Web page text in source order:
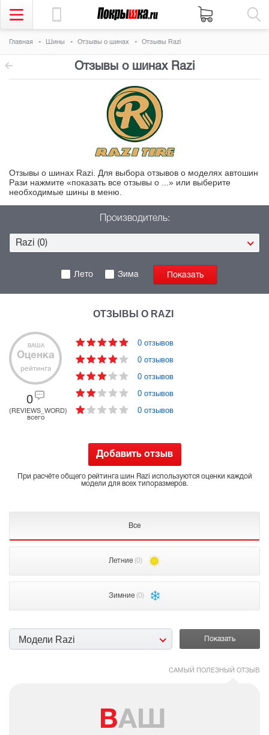
Главная Шины Отзывы о шинах Отзывы Razi
Отзывы о шинах Razi
Отзывы о шинах Razi. Для выбора отзывов о моделях автошин
Рази нажмите «показать все отзывы о ...» или выберите
необходимые шины в меню.
Производитель:
Razi (0)
Лето Зима
ОТЗЫВЫ О RAZI
ВАША
Оценка
рейтинга
0
{REVIEWS_WORD}
всего
0 отзывов
0 отзывов
0 отзывов
0 отзывов
0 отзывов
Добавить отзыв
При расчёте общего рейтинга шин Razi используются оценки каждой
модели для всех типоразмеров.
Все
Летние (0)
Зимние (0)
Модели Razi
САМЫЙ ПОЛЕЗНЫЙ ОТЗЫВ
ВАШ